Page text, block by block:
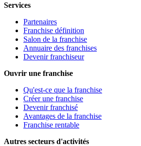
Services
Partenaires
Franchise définition
Salon de la franchise
Annuaire des franchises
Devenir franchiseur
Ouvrir une franchise
Qu'est-ce que la franchise
Créer une franchise
Devenir franchisé
Avantages de la franchise
Franchise rentable
Autres secteurs d'activités